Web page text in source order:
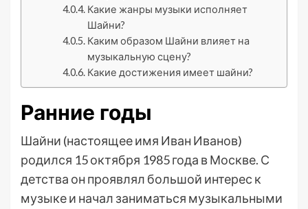
Какие жанры музыки исполняет
Шайни?
Каким образом Шайни влияет на
музыкальную сцену?
Какие достижения имеет шайни?
Ранние годы
Шайни (настоящее имя Иван Иванов)
родился 15 октября 1985 года в Москве. С
детства он проявлял большой интерес к
музыке и начал заниматься музыкальными